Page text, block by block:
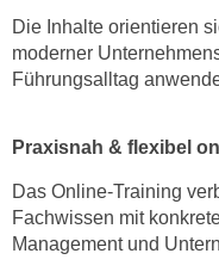
Die Inhalte orientieren
moderner
Führungsalltag
Praxisnah & flexibel
Das Online-Training
Fachwissen mit
Management und
t
e
C
o
i
e
s
a
b
e
W
e
n
n